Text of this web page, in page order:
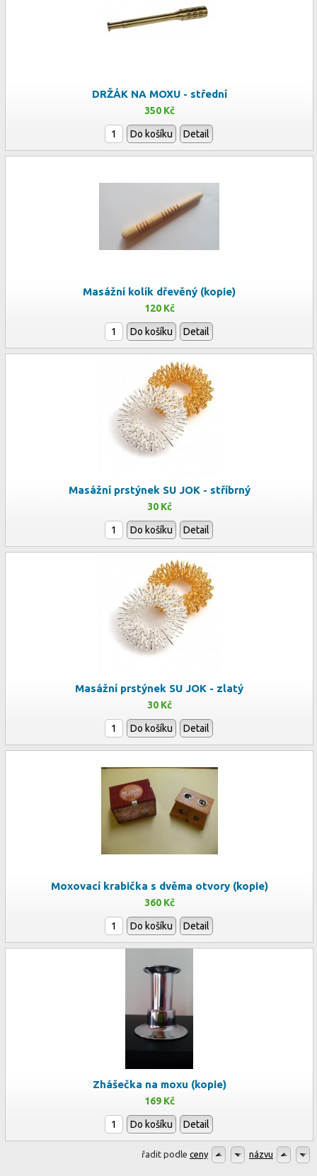
DRŽÁK NA MOXU - střední
350 Kč
Do košíku Detail
Masážní kolík dřevěný (kopie)
120 Kč
Do košíku Detail
Masážní prstýnek SU JOK - stříbrný
30 Kč
Do košíku Detail
Masážní prstýnek SU JOK - zlatý
30 Kč
Do košíku Detail
Moxovací krabička s dvěma otvory (kopie)
360 Kč
Do košíku Detail
Zhášečka na moxu (kopie)
169 Kč
Do košíku Detail
řadit podle ceny názvu